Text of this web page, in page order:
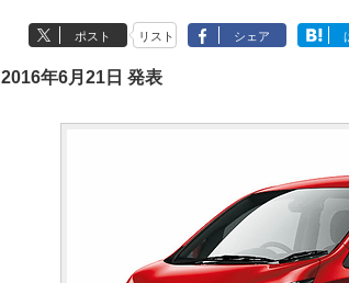
ポスト リスト シェア
2016年6月21日 発表